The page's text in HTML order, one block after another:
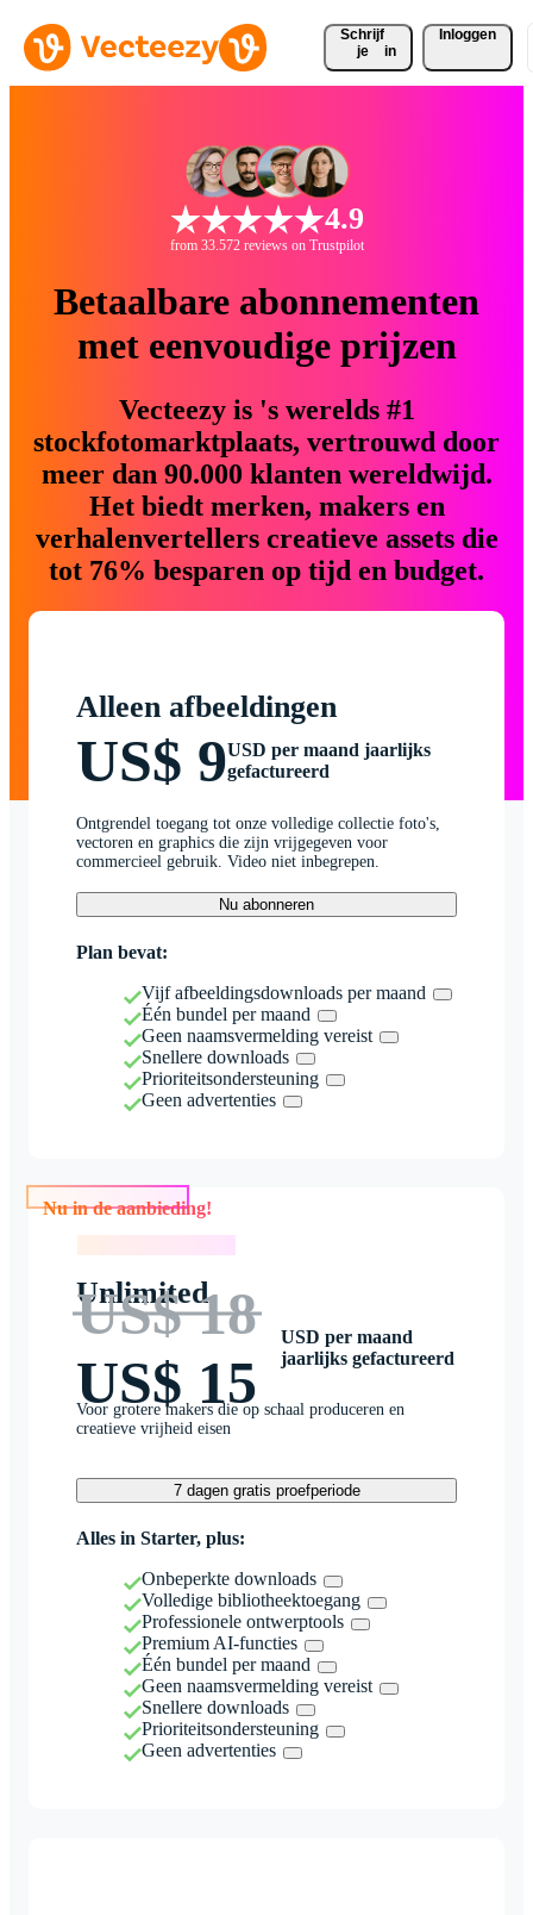
Schrijf
je
in
Inloggen
4.9
from 33.572 reviews on Trustpilot
Betaalbare abonnementen
met eenvoudige prijzen
Vecteezy is 's werelds #1
stockfotomarktplaats, vertrouwd door
meer dan 90.000 klanten wereldwijd.
Het biedt merken, makers en
verhalenvertellers creatieve assets die
tot 76% besparen op tijd en budget.
Alleen afbeeldingen
US$ 9USD per maand jaarlijks
gefactureerd
Ontgrendel toegang tot onze volledige collectie foto's,
vectoren en graphics die zijn vrijgegeven voor
commercieel gebruik. Video niet inbegrepen.
Nu abonneren
Plan bevat:
Vijf afbeeldingsdownloads per maand
Één bundel per maand
Geen naamsvermelding vereist
Snellere downloads
Prioriteitsondersteuning
Geen advertenties
Nu in de aanbieding!
Unlimited
US$ 18
US$ 15
USD per maand
jaarlijks gefactureerd
Voor grotere makers die op schaal produceren en
creatieve vrijheid eisen
7 dagen gratis proefperiode
Alles in Starter, plus:
Onbeperkte downloads
Volledige bibliotheektoegang
Professionele ontwerptools
Premium AI-functies
Één bundel per maand
Geen naamsvermelding vereist
Snellere downloads
Prioriteitsondersteuning
Geen advertenties